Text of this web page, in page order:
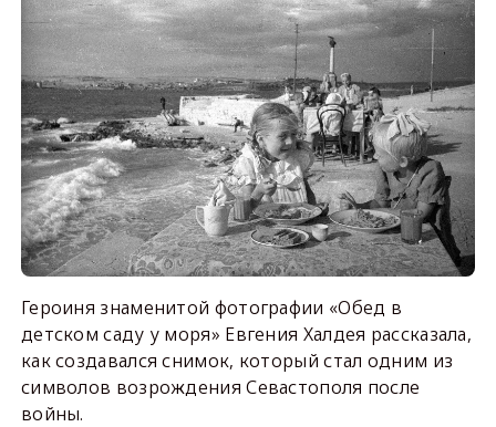
Героиня знаменитой фотографии «Обед в
детском саду у моря» Евгения Халдея рассказала,
как создавался снимок, который стал одним из
символов возрождения Севастополя после
войны.